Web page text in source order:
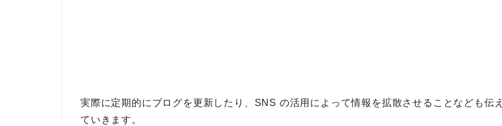
実際に定期的に ブログを更新したり、 SNS の活用 によって情報を拡散させることなども伝え
ていきます。